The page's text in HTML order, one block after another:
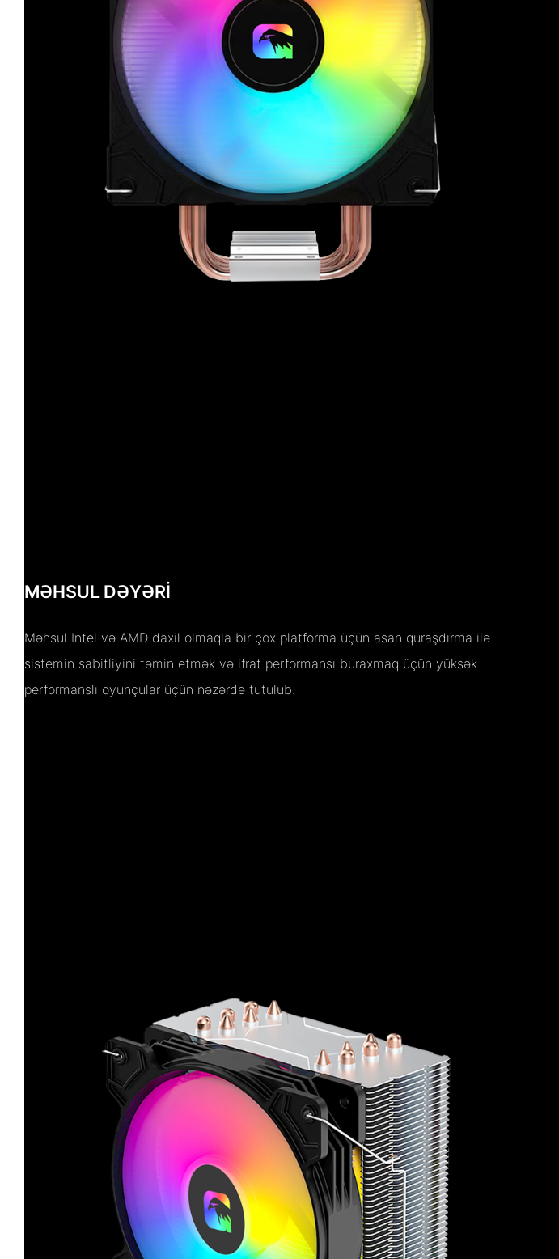
MƏHSUL DƏYƏRI
Məhsul Intel və AMD daxil olmaqla bir çox platforma üçün asan quraşdırma ilə
sistemin sabitliyini təmin etmək və ifrat performansı buraxmaq üçün yüksək
performanslı oyunçular üçün nəzərdə tutulub.